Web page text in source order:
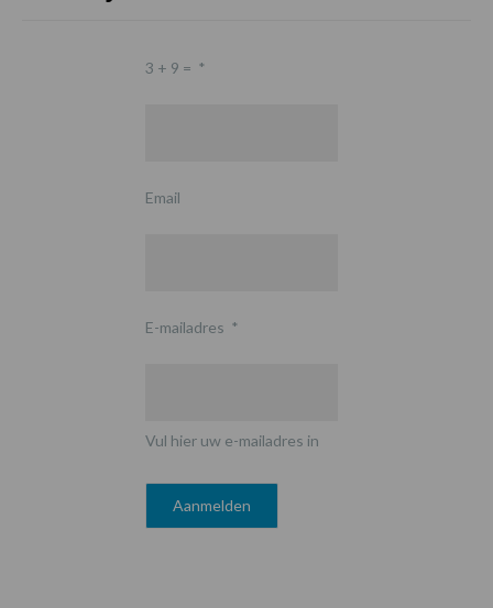
3 + 9 = *
Email
E-mailadres *
Vul hier uw e-mailadres in